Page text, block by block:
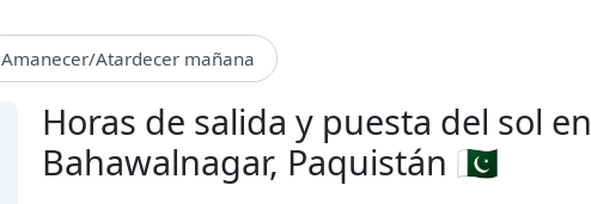
Amanecer/Atardecer mañana
Horas de salida y puesta del sol en
Bahawalnagar, Paquistán 🇵🇰